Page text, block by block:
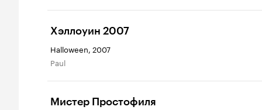
Хэллоуин 2007
Halloween, 2007
Paul
Мистер Простофиля